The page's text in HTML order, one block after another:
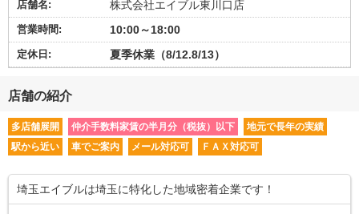
店舗名: 株式会社エイブル東川口店
営業時間: 10:00～18:00
定休日: 夏季休業（8/12.8/13）
店舗の紹介
多店舗展開 仲介手数料家賃の半月分（税抜）以下
地元で長年の実績
駅から近い
車でご案内 メール対応可 ＦＡＸ対応可
埼玉エイブルは埼玉に特化した地域密着企業です！